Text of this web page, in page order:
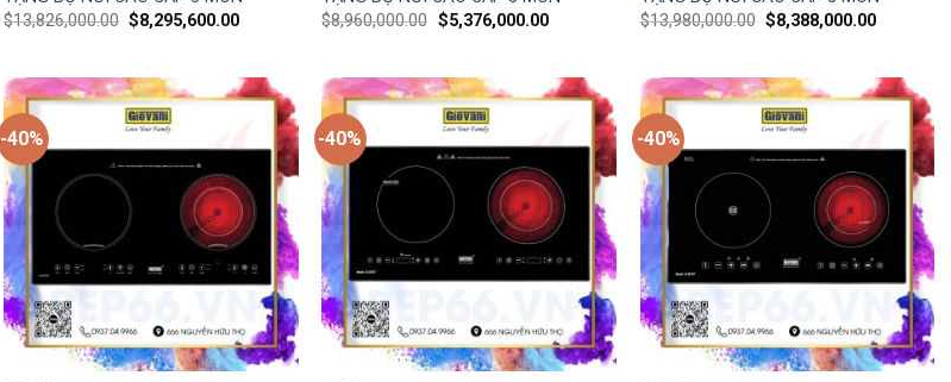
$13,826,000.00 $8,295,600.00
$8,960,000.00 $5,376,000.00
$13,980,000.00 $8,388,000.00
-40% -40% -40%